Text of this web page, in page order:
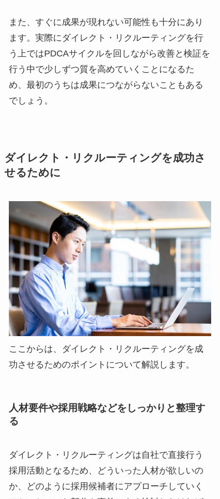
また、すぐに成果が現れない可能性も十分にあり
ます。実際にダイレクト・リクルーティングを行
う上ではPDCAサイクルを回しながら改善と検証を
行う中で少しずつ質を高めていくことになるた
め、最初のうちは成果につながらないこともある
でしょう。
ダイレクト・リクルーティングを成功さ
せるために
ここからは、ダイレクト・リクルーティングを成
功させるためのポイントについて解説します。
人材要件や採用戦略などをしっかりと整理す
る
ダイレクト・リクルーティングは自社で直接行う
採用活動となるため、どういった人材が欲しいの
か、どのように採用候補者にアプローチしていく